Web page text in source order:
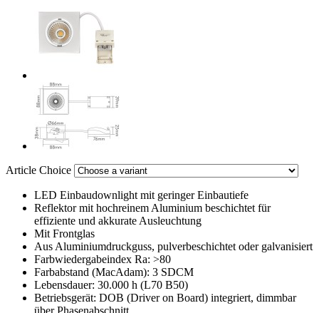
Article Choice
LED Einbaudownlight mit geringer Einbautiefe
Reflektor mit hochreinem Aluminium beschichtet für
effiziente und akkurate Ausleuchtung
Mit Frontglas
Aus Aluminiumdruckguss, pulverbeschichtet oder galvanisiert
Farbwiedergabeindex Ra: >80
Farbabstand (MacAdam): 3 SDCM
Lebensdauer: 30.000 h (L70 B50)
Betriebsgerät: DOB (Driver on Board) integriert, dimmbar